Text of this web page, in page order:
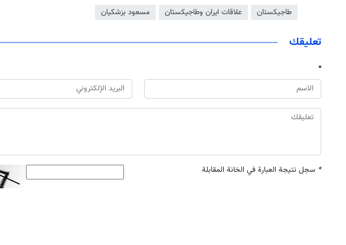
طاجيكستان علاقات ايران وطاجيكستان مسعود بزشكيان
تعليقك
* سجل نتيجة العبارة في الخانة المقابلة